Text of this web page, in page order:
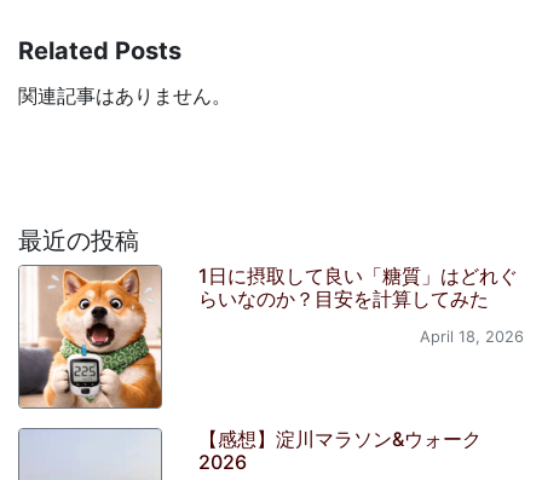
Related Posts
関連記事はありません。
最近の投稿
1日に摂取して良い「糖質」はどれぐ
らいなのか？目安を計算してみた
April 18, 2026
【感想】淀川マラソン&ウォーク
2026